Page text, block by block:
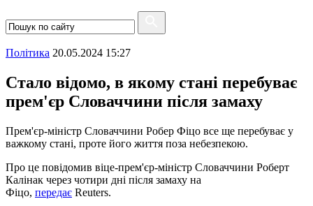
Полiтика 20.05.2024 15:27
Стало відомо, в якому стані перебуває
прем'єр Словаччини після замаху
Прем'єр-міністр Словаччини Робер Фіцо все ще перебуває у
важкому стані, проте його життя поза небезпекою.
Про це повідомив віце-прем'єр-міністр Словаччини Роберт
Калінак через чотири дні після замаху на
Фіцо, передає Reuters.